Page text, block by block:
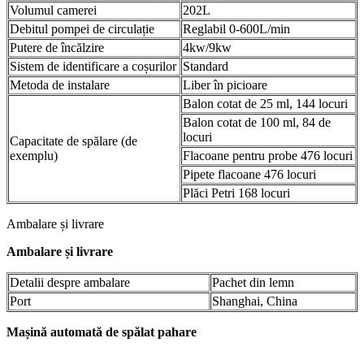
Volumul camerei
202L
Debitul pompei de circulație
Reglabil 0-600L/min
Putere de încălzire
4kw/9kw
Sistem de identificare a coșurilor Standard
Metoda de instalare
Liber în picioare
Capacitate de spălare (de
exemplu)
Balon cotat de 25 ml, 144 locuri
Balon cotat de 100 ml, 84 de
locuri
Flacoane pentru probe 476 locuri
Pipete flacoane 476 locuri
Plăci Petri 168 locuri
Ambalare și livrare
Ambalare și livrare
Detalii despre ambalare
Pachet din lemn
Port
Shanghai, China
Mașină automată de spălat pahare